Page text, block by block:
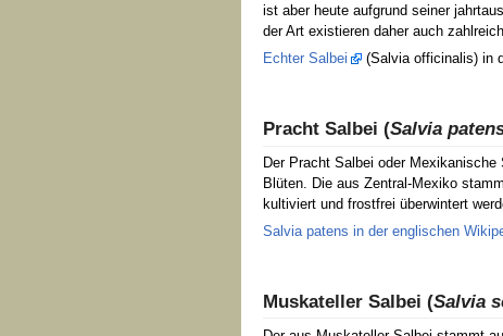
ist aber heute aufgrund seiner
der Art existieren daher auch
Echter Salbei
(Salvia officinalis) in
Pracht Salbei (Salvia
Der Pracht Salbei oder
Blüten. Die aus Zentral-Mexiko
kultiviert und frostfrei überwintert
Salvia patens in der englischen
Muskateller Salbei (Salvia